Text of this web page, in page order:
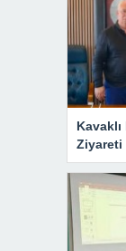
Ziyareti